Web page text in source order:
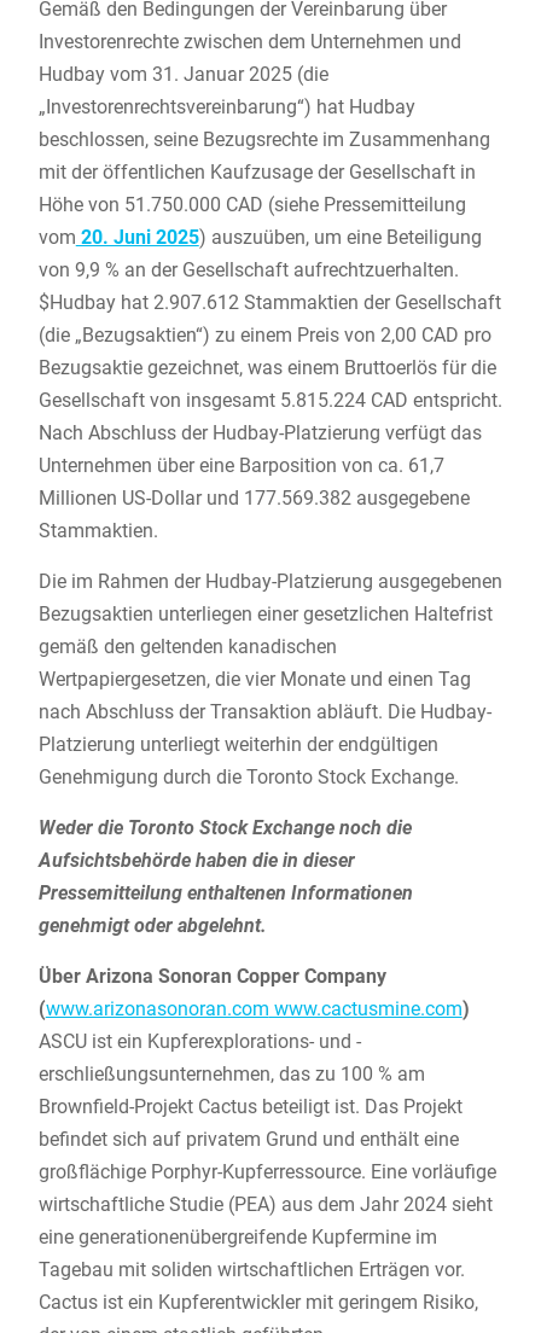
Gemäß den Bedingungen der Vereinbarung über
Investorenrechte zwischen dem Unternehmen und
Hudbay vom 31. Januar 2025 (die
„Investorenrechtsvereinbarung“) hat Hudbay
beschlossen, seine Bezugsrechte im Zusammenhang
mit der öffentlichen Kaufzusage der Gesellschaft in
Höhe von 51.750.000 CAD (siehe Pressemitteilung
vom 20. Juni 2025) auszuüben, um eine Beteiligung
von 9,9 % an der Gesellschaft aufrechtzuerhalten.
$Hudbay hat 2.907.612 Stammaktien der Gesellschaft
(die „Bezugsaktien“) zu einem Preis von 2,00 CAD pro
Bezugsaktie gezeichnet, was einem Bruttoerlös für die
Gesellschaft von insgesamt 5.815.224 CAD entspricht.
Nach Abschluss der Hudbay-Platzierung verfügt das
Unternehmen über eine Barposition von ca. 61,7
Millionen US-Dollar und 177.569.382 ausgegebene
Stammaktien.
Die im Rahmen der Hudbay-Platzierung ausgegebenen
Bezugsaktien unterliegen einer gesetzlichen Haltefrist
gemäß den geltenden kanadischen
Wertpapiergesetzen, die vier Monate und einen Tag
nach Abschluss der Transaktion abläuft. Die Hudbay-
Platzierung unterliegt weiterhin der endgültigen
Genehmigung durch die Toronto Stock Exchange.
Weder die Toronto Stock Exchange noch die
Aufsichtsbehörde haben die in dieser
Pressemitteilung enthaltenen Informationen
genehmigt oder abgelehnt.
Über Arizona Sonoran Copper Company
(www.arizonasonoran.com www.cactusmine.com)
ASCU ist ein Kupferexplorations- und -
erschließungsunternehmen, das zu 100 % am
Brownfield-Projekt Cactus beteiligt ist. Das Projekt
befindet sich auf privatem Grund und enthält eine
großflächige Porphyr-Kupferressource. Eine vorläufige
wirtschaftliche Studie (PEA) aus dem Jahr 2024 sieht
eine generationenübergreifende Kupfermine im
Tagebau mit soliden wirtschaftlichen Erträgen vor.
Cactus ist ein Kupferentwickler mit geringem Risiko,